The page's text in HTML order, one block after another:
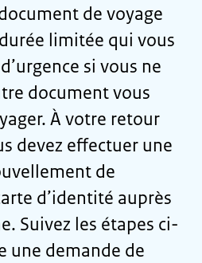
de voyage
limitée qui vous
si vous ne
document vous
À votre retour
devez effectuer une
de
d’identité auprès
Suivez les étapes ci-
une demande de